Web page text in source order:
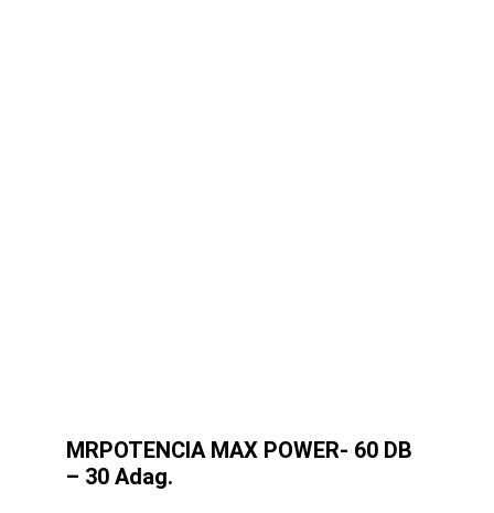
MRPOTENCIA MAX POWER- 60 DB
– 30 Adag.